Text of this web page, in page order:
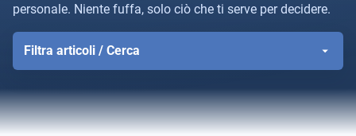
personale. Niente fuffa, solo ciò che ti serve per decidere.
Filtra articoli / Cerca